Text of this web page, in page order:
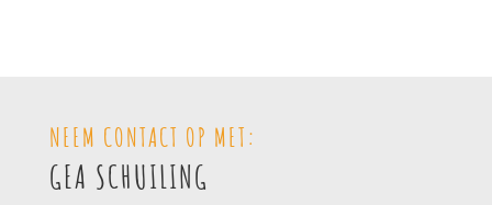
NEEM CONTACT OP MET:
GEA SCHUILING